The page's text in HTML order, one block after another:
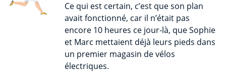
Ce qui est certain, c’est que son plan
avait fonctionné, car il n’était pas
encore 10 heures ce jour-là, que Sophie
et Marc mettaient déjà leurs pieds dans
un premier magasin de vélos
électriques.